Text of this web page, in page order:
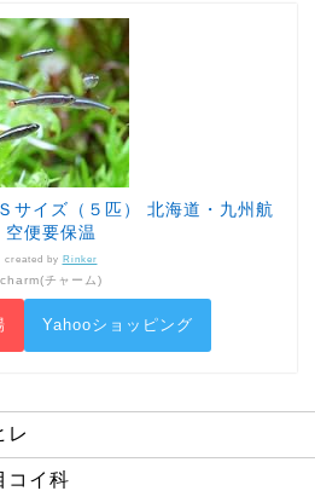
サイズ（５匹） 北海道・九州航
空便要保温
created by Rinker
charm(チャーム)
Yahooショッピング
レ
コイ科